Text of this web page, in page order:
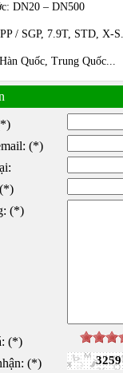
Bulong
DN20 – DN500
/ SGP, 7.9T, STD, X-S.
Quốc, Trung Quốc...
(*)
(*)
(*)
(*)
3259